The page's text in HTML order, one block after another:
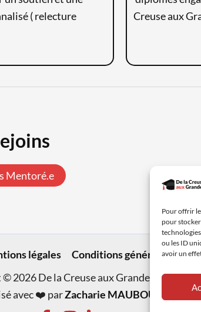
Pour offrir
pour
ou les ID
avoir un
( relecture
Creuse aux
Mentoré.e
légales Conditions générales
Kit
2026 De la Creuse aux Grandes Écoles
avec ❤️ parZacharie MAUBOUSSIN